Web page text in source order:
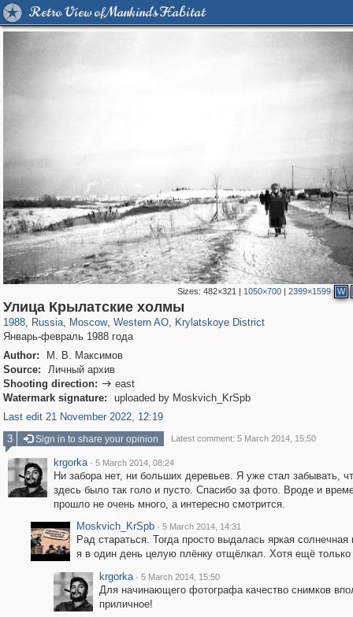
Retro View of Mankind's Habitat
Sizes: 482×321 | 1050×700| 2399×1599 W
Улица Крылатские холмы
1988, Russia
1,406,685 29,243
, Moscow
319,864 8,286
, Western AO
27,129 310
, Krylatskoye District
1,754
Январь-февраль 1988 года
Author:
М. В. Максимов
Source:
Личный архив
Shooting direction:  east
Watermark signature:
uploaded by Moskvich_KrSpb
Last edit 21 November 2022, 12:19
3
Sign in to share your opinion Latest comment: 5 March 2014, 15:50
krgorka · 5 March 2014, 08:24
Ни забора нет, ни больших деревьев. Я уже стал забывать,
здесь было так голо и пусто. Спасибо за фото. Вроде и
прошло не очень много, а интересно смотрится.
Moskvich_KrSpb · 5 March 2014, 14:31
Рад стараться. Тогда просто выдалась яркая солнечная
я в один день целую плёнку отщёлкал. Хотя ещё только
krgorka · 5 March 2014, 15:50
Для начинающего фотографа качество снимков
приличное!